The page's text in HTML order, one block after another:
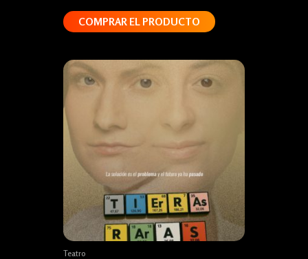
COMPRAR EL PRODUCTO
Teatro